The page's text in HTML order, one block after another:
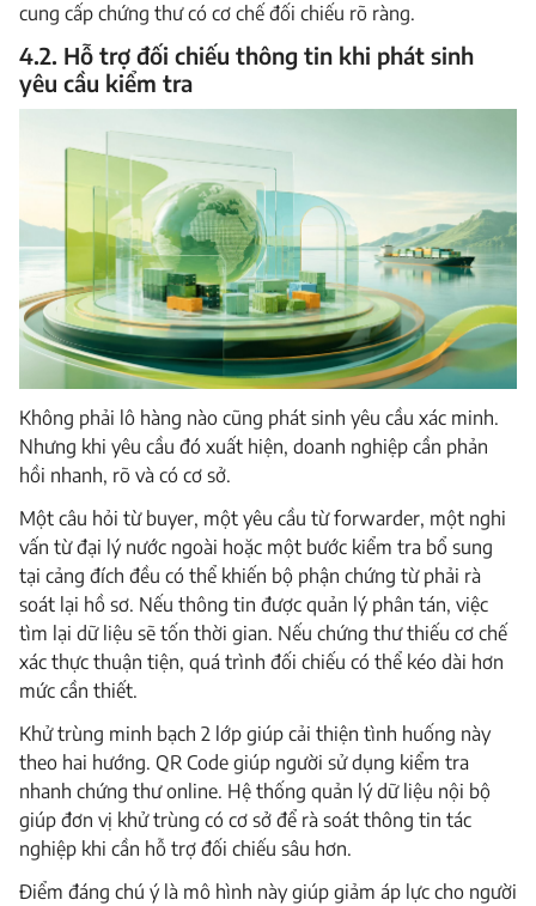
cung cấp chứng thư có cơ chế đối chiếu rõ ràng.
4.2. Hỗ trợ đối chiếu thông tin khi phát sinh
yêu cầu kiểm tra
Không phải lô hàng nào cũng phát sinh yêu cầu xác minh.
Nhưng khi yêu cầu đó xuất hiện, doanh nghiệp cần phản
hồi nhanh, rõ và có cơ sở.
Một câu hỏi từ buyer, một yêu cầu từ forwarder, một nghi
vấn từ đại lý nước ngoài hoặc một bước kiểm tra bổ sung
tại cảng đích đều có thể khiến bộ phận chứng từ phải rà
soát lại hồ sơ. Nếu thông tin được quản lý phân tán, việc
tìm lại dữ liệu sẽ tốn thời gian. Nếu chứng thư thiếu cơ chế
xác thực thuận tiện, quá trình đối chiếu có thể kéo dài hơn
mức cần thiết.
Khử trùng minh bạch 2 lớp giúp cải thiện tình huống này
theo hai hướng. QR Code giúp người sử dụng kiểm tra
nhanh chứng thư online. Hệ thống quản lý dữ liệu nội bộ
giúp đơn vị khử trùng có cơ sở để rà soát thông tin tác
nghiệp khi cần hỗ trợ đối chiếu sâu hơn.
Điểm đáng chú ý là mô hình này giúp giảm áp lực cho người